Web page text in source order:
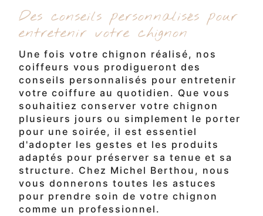
Des conseils personnalisés pour
entretenir votre chignon
Une fois votre chignon réalisé, nos
coiffeurs vous prodigueront des
conseils personnalisés pour entretenir
votre coiffure au quotidien. Que vous
souhaitiez conserver votre chignon
plusieurs jours ou simplement le porter
pour une soirée, il est essentiel
d'adopter les gestes et les produits
adaptés pour préserver sa tenue et sa
structure. Chez Michel Berthou, nous
vous donnerons toutes les astuces
pour prendre soin de votre chignon
comme un professionnel.